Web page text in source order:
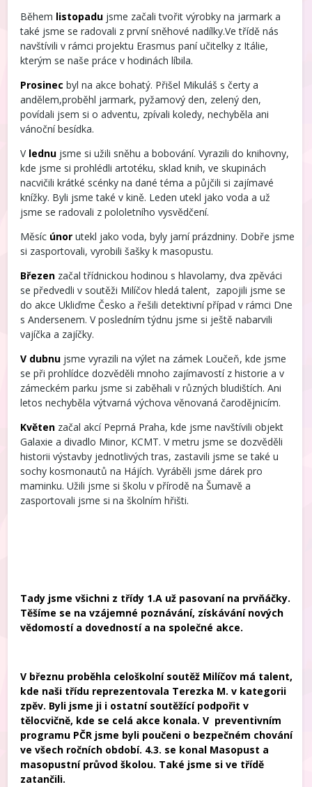
Během listopadujsme začali tvořit výrobky na jarmark a
také jsme se radovali z první sněhové nadílky.Ve třídě nás
navštívili v rámci projektu Erasmus paní učitelky z Itálie,
kterým se naše práce v hodinách líbila.
Prosinec byl na akce bohatý. Přišel Mikuláš s čerty a
andělem,proběhl jarmark, pyžamový den, zelený den,
povídali jsem si o adventu, zpívali koledy, nechyběla ani
vánoční besídka.
Vlednujsme si užili sněhu a bobování. Vyrazili do knihovny,
kde jsme si prohlédli artotéku, sklad knih, ve skupinách
nacvičili krátké scénky na dané téma a půjčili si zajímavé
knížky. Byli jsme také v kině. Leden utekl jako voda a už
jsme se radovali z pololetního vysvědčení.
Měsíc únorutekl jako voda, byly jarní prázdniny. Dobře jsme
si zasportovali, vyrobili šašky k masopustu.
Březenzačal třídnickou hodinou s hlavolamy, dva zpěváci
se předvedli v soutěži Milíčov hledá talent, zapojili jsme se
do akce Ukliďme Česko a řešili detektivní případ v rámci Dne
s Andersenem. V posledním týdnu jsme si ještě nabarvili
vajíčka a zajíčky.
V dubnujsme vyrazili na výlet na zámek Loučeň, kde jsme
se při prohlídce dozvěděli mnoho zajímavostí z historie a v
zámeckém parku jsme si zaběhali v různých bludištích. Ani
letos nechyběla výtvarná výchova věnovaná čarodějnicím.
Květen začal akcí Peprná Praha, kde jsme navštívili objekt
Galaxie a divadlo Minor, KCMT. V metru jsme se dozvěděli
historii výstavby jednotlivých tras, zastavili jsme se také u
sochy kosmonautů na Hájích. Vyráběli jsme dárek pro
maminku. Užili jsme si školu v přírodě na Šumavě a
zasportovali jsme si na školním hřišti.
Tady jsme všichni z třídy 1.A už pasovaní na prvňáčky.
Těšíme se na vzájemné poznávání, získávání nových
vědomostí a dovedností a na společné akce.
V březnu proběhla celoškolní soutěž Milíčov má talent,
kde naši třídu reprezentovala Terezka M. v kategorii
zpěv. Byli jsme ji i ostatní soutěžící podpořit v
tělocvičně, kde se celá akce konala. V preventivním
programu PČR jsme byli poučeni o bezpečném chování
ve všech ročních období. 4.3. se konal Masopust a
masopustní průvod školou. Také jsme si ve třídě
zatančili.